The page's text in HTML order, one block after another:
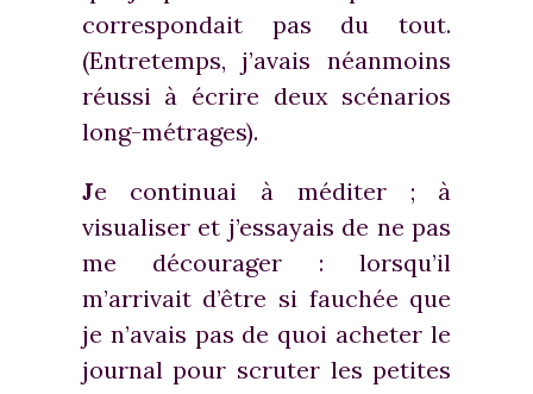
correspondait pas du tout.
(Entretemps, j’avais néanmoins
réussi à écrire deux scénarios
long-métrages).
Je continuai à méditer ; à
visualiser et j’essayais de ne pas
me décourager : lorsqu’il
m’arrivait d’être si fauchée que
je n’avais pas de quoi acheter le
journal pour scruter les petites